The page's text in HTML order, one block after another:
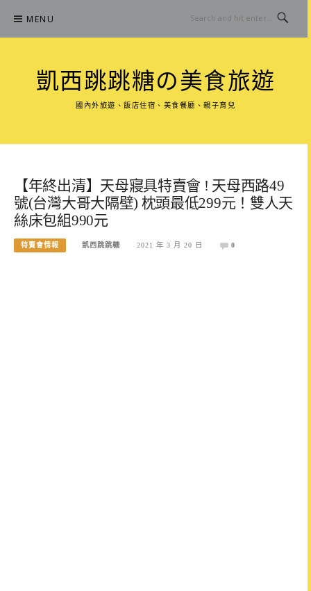
content
MENU
凱西跳跳糖の美食旅遊
國內外旅遊、飯店住宿、美食餐廳、親子育兒
【年終出清】天母寢具特賣會 ! 天母西路49
號(台灣大哥大隔壁) 枕頭最低299元！雙人天
絲床包組990元
特賣會情報 凱西跳跳糖 2021 年 3 月 20 日 0